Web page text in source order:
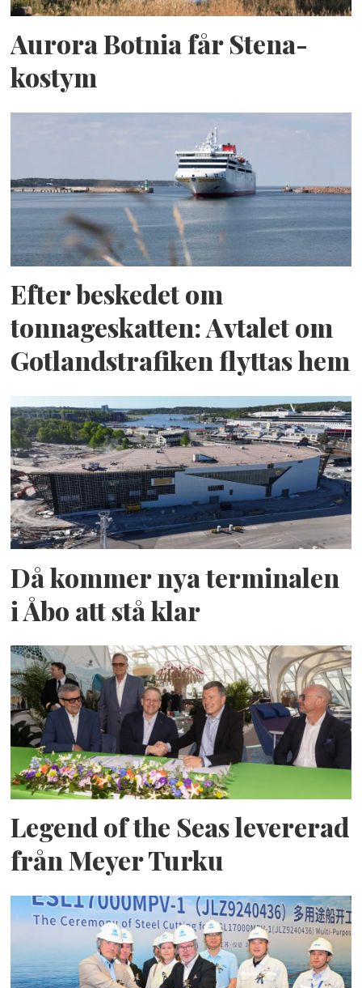
Aurora Botnia får Stena-
kostym
Efter beskedet om
tonnageskatten: Avtalet om
Gotlandstrafiken flyttas hem
Då kommer nya terminalen
i Åbo att stå klar
Legend of the Seas levererad
från Meyer Turku